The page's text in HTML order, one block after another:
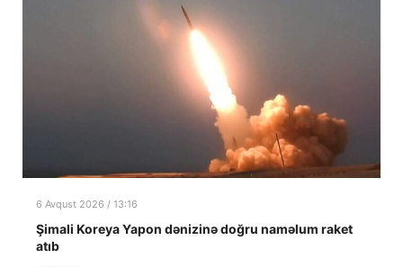
6 Avqust 2026 / 13:16
Şimali Koreya Yapon dənizinə doğru naməlum raket
atıb